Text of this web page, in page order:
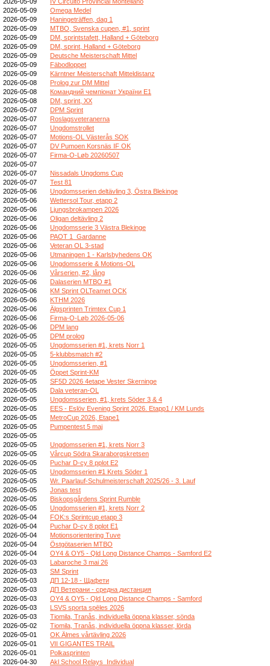
2026-05-09
Omega Medel
2026-05-09
Haningeträffen, dag 1
2026-05-09
MTBO, Svenska cupen, #1, sprint
2026-05-09
DM, sprintstafett, Halland + Göteborg
2026-05-09
DM, sprint, Halland + Göteborg
2026-05-09
Deutsche Meisterschaft Mittel
2026-05-09
Fäbodloppet
2026-05-09
Kärntner Meisterschaft Mitteldistanz
2026-05-08
Prolog zur DM Mittel
2026-05-08
Командний чемпіонат України E1
2026-05-08
DM, sprint, XX
2026-05-07
DPM Sprint
2026-05-07
Roslagsveteranerna
2026-05-07
Ungdomstrollet
2026-05-07
Motions-OL Västerås SOK
2026-05-07
DV Pumoen Korsnäs IF OK
2026-05-07
Firma-O-Løb 20260507
2026-05-07
2026-05-07
Nissadals Ungdoms Cup
2026-05-07
Test 81
2026-05-06
Ungdomsserien deltävling 3, Östra Blekinge
2026-05-06
Wettersol Tour, etapp 2
2026-05-06
Ljungsbrokampen 2026
2026-05-06
Oligan deltävling 2
2026-05-06
Ungdomsserie 3 Västra Blekinge
2026-05-06
PAOT 1_Gardanne
2026-05-06
Veteran OL 3-stad
2026-05-06
Utmaningen 1 - Karlsbyhedens OK
2026-05-06
Ungdomsserie & Motions-OL
2026-05-06
Vårserien, #2, lång
2026-05-06
Dalaserien MTBO #1
2026-05-06
KM Sprint OLTeamet OCK
2026-05-06
KTHM 2026
2026-05-06
Älgsprinten Trimtex Cup 1
2026-05-06
Firma-O-Løb 2026-05-06
2026-05-06
DPM lang
2026-05-05
DPM prolog
2026-05-05
Ungdomsserien #1, krets Norr 1
2026-05-05
5-klubbsmatch #2
2026-05-05
Ungdomsserien, #1
2026-05-05
Öppet Sprint-KM
2026-05-05
SF5D 2026 4etape Vester Skerninge
2026-05-05
Dala veteran-OL
2026-05-05
Ungdomsserien, #1, krets Söder 3 & 4
2026-05-05
EES - Eslöv Evening Sprint 2026. Etapp1 / KM Lunds
2026-05-05
MetroCup 2026, Etape1
2026-05-05
Pumpentest 5 maj
2026-05-05
2026-05-05
Ungdomsserien #1, krets Norr 3
2026-05-05
Vårcup Södra Skaraborgskretsen
2026-05-05
Puchar D-cy 8 pplot E2
2026-05-05
Ungdomsserien #1 Krets Söder 1
2026-05-05
Wr. Paarlauf-Schulmeisterschaft 2025/26 - 3. Lauf
2026-05-05
Jonas test
2026-05-05
Biskopsgårdens Sprint Rumble
2026-05-05
Ungdomsserien #1, krets Norr 2
2026-05-04
FOK:s Sprintcup etapp 3
2026-05-04
Puchar D-cy 8 pplot E1
2026-05-04
Motionsorientering Tuve
2026-05-04
Östgötaserien MTBO
2026-05-04
OY4 & OY5 - Qld Long Distance Champs - Samford E2
2026-05-03
Labaroche 3 mai 26
2026-05-03
SM Sprint
2026-05-03
ДП 12-18 - Щафети
2026-05-03
ДП Ветерани - средна дистанция
2026-05-03
OY4 & OY5 - Qld Long Distance Champs - Samford
2026-05-03
LSVS sporta spēles 2026
2026-05-03
Tiomila, Tranås, individuella öppna klasser, sönda
2026-05-02
Tiomila, Tranås, individuella öppna klasser, lörda
2026-05-01
OK Älmes vårtävling 2026
2026-05-01
VII GIGANTES TRAIL
2026-05-01
Polkasprinten
2026-04-30
Akl School Relays_Individual